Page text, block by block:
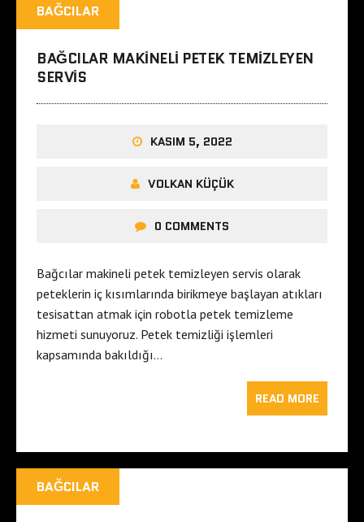
BAĞCILAR
BAĞCILAR MAKINELI PETEK TEMIZLEYEN
SERVIS
KASIM 5, 2022
VOLKAN KÜÇÜK
0 COMMENTS
Bağcılar makineli petek temizleyen servis olarak
peteklerin iç kısımlarında birikmeye başlayan atıkları
tesisattan atmak için robotla petek temizleme
hizmeti sunuyoruz. Petek temizliği işlemleri
kapsamında bakıldığı…
READ MORE
BAĞCILAR